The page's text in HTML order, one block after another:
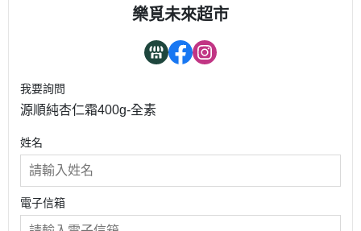
樂覓未來超市
我要詢問
源順純杏仁霜400g-全素
姓名
電子信箱